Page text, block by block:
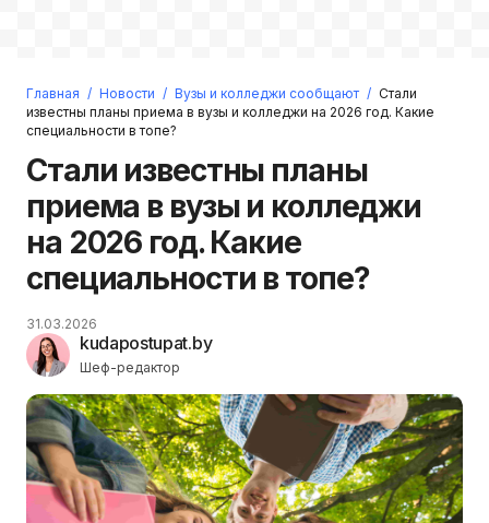
Войти
Прислать пароль
Главная / Новости / Вузы и колледжи сообщают / Стали
известны планы приема в вузы и колледжи на 2026 год. Какие
специальности в топе?
Стали известны планы
приема в вузы и колледжи
на 2026 год. Какие
специальности в топе?
kudapostupat.by
Шеф-редактор
31.03.2026